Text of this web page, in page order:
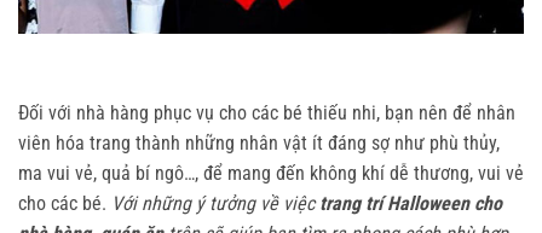
Đối với nhà hàng phục vụ cho các bé thiếu nhi, bạn nên để nhân
viên hóa trang thành những nhân vật ít đáng sợ như phù thủy,
ma vui vẻ, quả bí ngô…, để mang đến không khí dễ thương, vui vẻ
cho các bé. Với những ý tưởng về việctrang trí Halloween cho